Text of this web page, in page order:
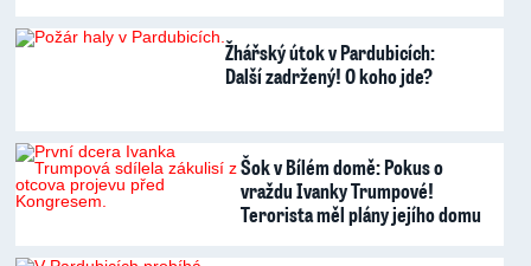
Žhářský útok v Pardubicích:
Další zadržený! O koho jde?
Šok v Bílém domě: Pokus o
vraždu Ivanky Trumpové!
Terorista měl plány jejího domu